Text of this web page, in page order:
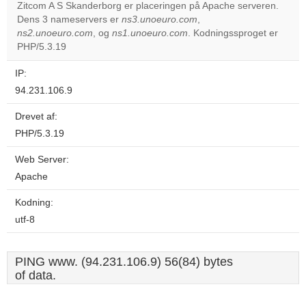
Do you
own this
OK
Zitcom A S Skanderborg er placeringen på Apache serveren.
Dens 3 nameservers er ns3.unoeuro.com,
ns2.unoeuro.com, og ns1.unoeuro.com. Kodningssproget er
PHP/5.3.19
IP:
94.231.106.9
Drevet af:
PHP/5.3.19
Web Server:
Apache
Kodning:
utf-8
PING www. (94.231.106.9) 56(84) bytes
of data.